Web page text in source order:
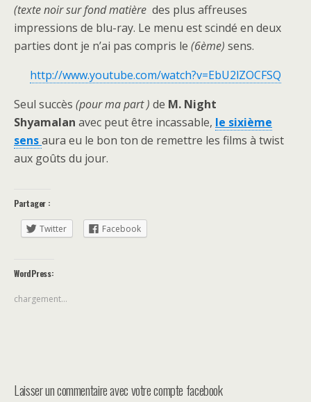
(texte noir sur fond matière des plus affreuses
impressions de blu-ray. Le menu est scindé en deux
parties dont je n’ai pas compris le (6ème) sens.
http://www.youtube.com/watch?v=EbU2lZOCFSQ
Seul succès (pour ma part ) de M. Night
Shyamalan avec peut être incassable, le sixième
sensaura eu le bon ton de remettre les films à twist
aux goûts du jour.
Partager :
Twitter Facebook
WordPress:
chargement…
Laisser un commentaire avec votre compte facebook